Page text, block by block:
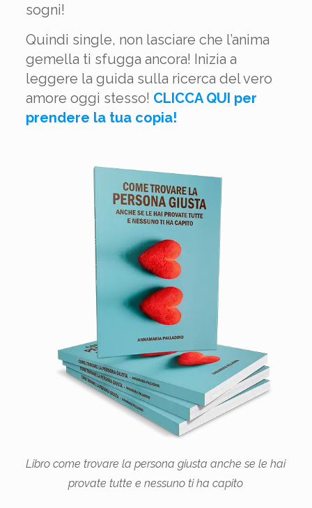
sogni!
Quindi single, non lasciare che l’anima
gemella ti sfugga ancora! Inizia a
leggere la guida sulla ricerca del vero
amore oggi stesso! CLICCA QUI per
prendere la tua copia!
Libro come trovare la persona giusta anche se le hai
provate tutte e nessuno ti ha capito